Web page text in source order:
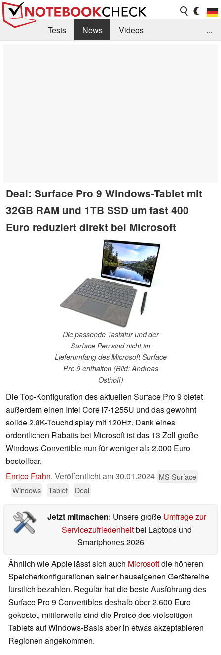
Tests News
Videos
...
Deal: Surface Pro 9 Windows-Tablet mit
32GB RAM und 1TB SSD um fast 400
Euro reduziert direkt bei Microsoft
Die passende Tastatur und der
Surface Pen sind nicht im
Lieferumfang des Microsoft Surface
Pro 9 enthalten (Bild: Andreas
Osthoff)
Die Top-Konfiguration des aktuellen Surface Pro 9 bietet
außerdem einen Intel Core i7-1255U und das gewohnt
solide 2,8K-Touchdisplay mit 120Hz. Dank eines
ordentlichen Rabatts bei Microsoft ist das 13 Zoll große
Windows-Convertible nun für weniger als 2.000 Euro
bestellbar.
Enrico Frahn, Veröffentlicht am30.01.2024 MS Surface
Windows
Tablet Deal
Jetzt mitmachen: Unsere große Umfrage zur
Servicezufriedenheitbei Laptops und
Smartphones 2026
Ähnlich wie Apple lässt sich auch Microsoftdie höheren
Speicherkonfigurationen seiner hauseigenen Gerätereihe
fürstlich bezahlen. Regulär hat die beste Ausführung des
Surface Pro 9 Convertibles deshalb über 2.600 Euro
gekostet, mittlerweile sind die Preise des vielseitigen
Tablets auf Windows-Basis aber in etwas akzeptableren
Regionen angekommen.